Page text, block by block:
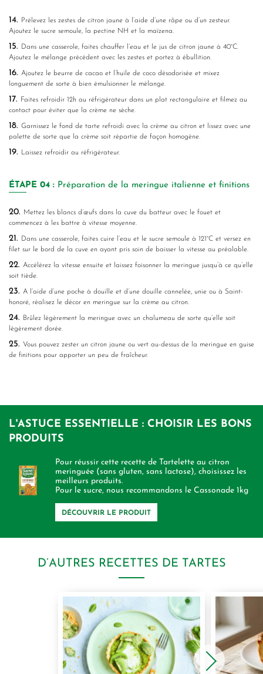
14.
Prélevez les zestes de citron jaune à l’aide d’une râpe ou d’un zesteur.
Ajoutez le sucre semoule, la pectine NH et la maïzena.
15.
Dans une casserole, faites chauffer l’eau et le jus de citron jaune à 40°C.
Ajoutez le mélange précédent avec les zestes et portez à ébullition.
16. Ajoutez le beurre de cacao et l’huile de coco désodorisée et mixez
longuement de sorte à bien émulsionner le mélange.
17.
Faites refroidir 12h au réfrigérateur dans un plat rectangulaire et filmez au
contact pour éviter que la crème ne sèche.
18. Garnissez le fond de tarte refroidi avec la crème au citron et lissez avec une
palette de sorte que la crème soit répartie de façon homogène.
19. Laissez refroidir au réfrigérateur.
ÉTAPE 04 : Préparation de la meringue italienne et finitions
20.
Mettez les blancs d’œufs dans la cuve du batteur avec le fouet et
commencez à les battre à vitesse moyenne.
21.
Dans une casserole, faites cuire l’eau et le sucre semoule à 121°C et versez en
filet sur le bord de la cuve en ayant pris soin de baisser la vitesse au préalable.
22. Accélérez la vitesse ensuite et laissez foisonner la meringue jusqu’à ce qu’elle
soit tiède.
23. A l’aide d’une poche à douille et d’une douille cannelée, unie ou à Saint-
honoré, réalisez le décor en meringue sur la crème au citron.
24.
Brûlez légèrement la meringue avec un chalumeau de sorte qu’elle soit
légèrement dorée.
25. Vous pouvez zester un citron jaune ou vert au-dessus de la meringue en guise
de finitions pour apporter un peu de fraîcheur.
L'ASTUCE ESSENTIELLE : CHOISIR LES BONS
PRODUITS
Pour réussir cette recette de Tartelette au citron
meringuée (sans gluten, sans lactose), choisissez les
meilleurs produits.
Pour le sucre, nous recommandons le Cassonade 1kg
DÉCOUVRIR LE PRODUIT
D’AUTRES RECETTES DE TARTES